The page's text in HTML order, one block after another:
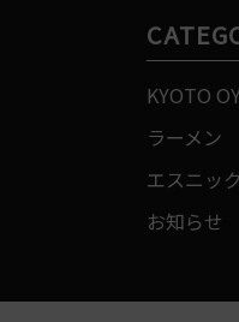
KYOTO
ラーメン
エスニック
お知らせ